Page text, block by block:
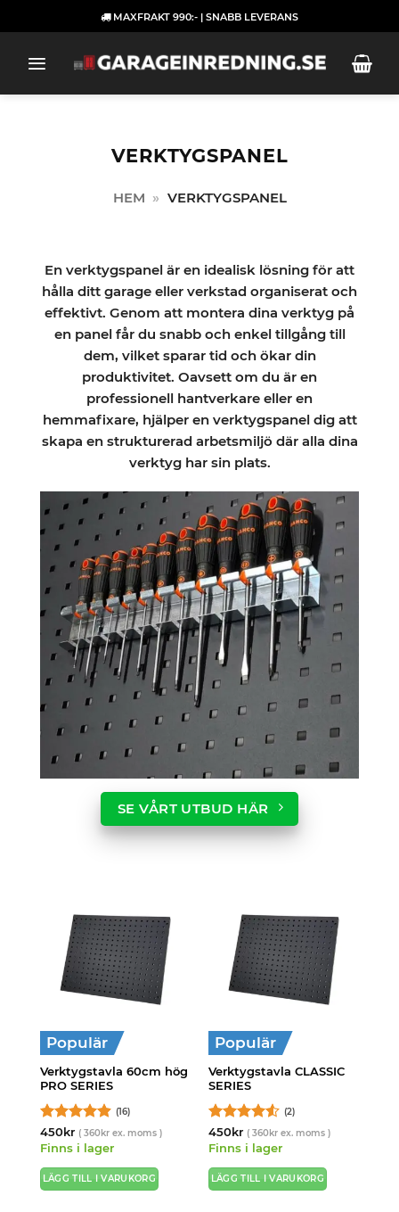
to
MAXFRAKT 990:- | SNABB LEVERANS
VERKTYGSPANEL
HEM » VERKTYGSPANEL
En verktygspanel är en idealisk lösning för att
hålla ditt garage eller verkstad organiserat och
effektivt. Genom att montera dina verktyg på
en panel får du snabb och enkel tillgång till
dem, vilket sparar tid och ökar din
produktivitet. Oavsett om du är en
professionell hantverkare eller en
hemmafixare, hjälper en verktygspanel dig att
skapa en strukturerad arbetsmiljö där alla dina
verktyg har sin plats.
SE VÅRT UTBUD HÄR
Populär
Verktygstavla 60cm hög
PRO SERIES
Betygsatt
4.88av 5
(16)
450kr ( 360krex. moms )
Finns i lager
LÄGG TILL I VARUKORG
Populär
Verktygstavla CLASSIC
SERIES
Betygsatt
4.5av 5
(2)
450kr ( 360krex. moms )
Finns i lager
LÄGG TILL I VARUKORG